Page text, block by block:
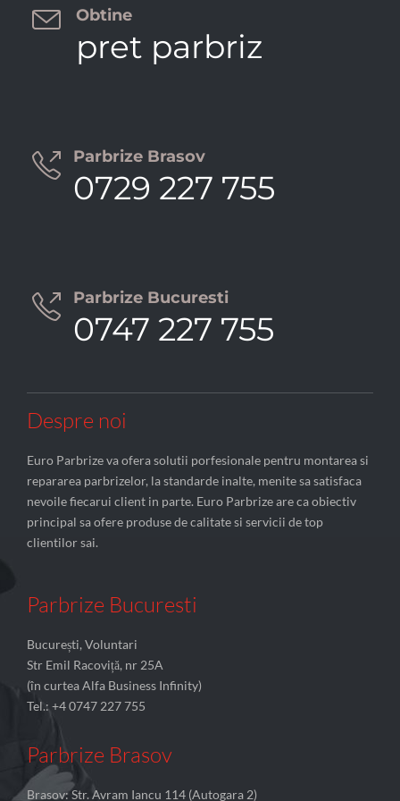
 Obtine
pret parbriz
 Parbrize Brasov
0729 227 755
 Parbrize Bucuresti
0747 227 755
Despre noi
Euro Parbrize va ofera solutii porfesionale pentru montarea si
repararea parbrizelor, la standarde inalte, menite sa satisfaca
nevoile fiecarui client in parte. Euro Parbrize are ca obiectiv
principal sa ofere produse de calitate si servicii de top
clientilor sai.
Parbrize Bucuresti
București, Voluntari
Str Emil Racoviță, nr 25A
(în curtea Alfa Business Infinity)
Tel.: +4 0747 227 755
Parbrize Brasov
Brasov: Str. Avram Iancu 114 (Autogara 2)